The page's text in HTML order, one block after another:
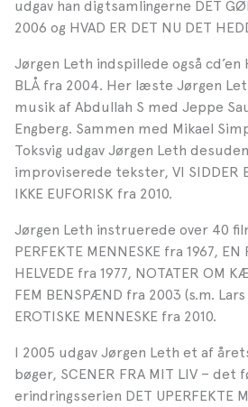
udgav han digtsamlingerne DET
2006 og HVAD ER DET NU DET
Jørgen Leth indspillede også cd’en
BLÅ fra 2004. Her læste Jørgen
musik af Abdullah S med Jeppe
Engberg. Sammen med Mikael
Toksvig udgav Jørgen Leth
improviserede tekster, VI SIDDER
IKKE EUFORISK fra 2010.
Jørgen Leth instruerede over 40
PERFEKTE MENNESKE fra 1967, EN
HELVEDE fra 1977, NOTATER OM
FEM BENSPÆND fra 2003 (s.m.
EROTISKE MENNESKE fra 2010.
I 2005 udgav Jørgen Leth et af
bøger, SCENER FRA MIT LIV – det
erindringsserien DET UPERFEKTE